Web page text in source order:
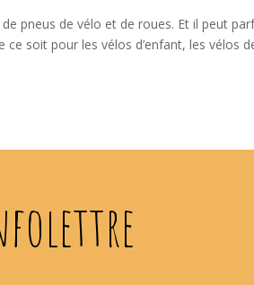
pneus de vélo et de roues. Et il peut
soit pour les vélos d’enfant, les vélos